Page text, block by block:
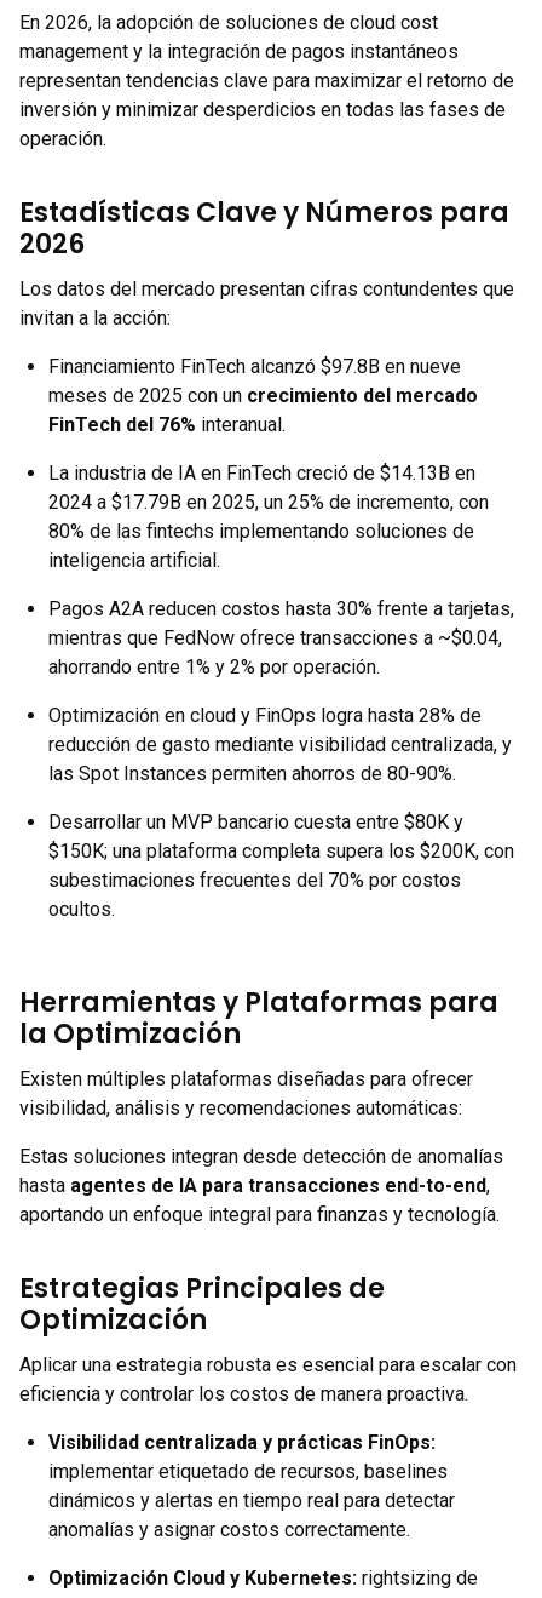
En 2026, la adopción de soluciones de cloud cost
management y la integración de pagos instantáneos
representan tendencias clave para maximizar el retorno de
inversión y minimizar desperdicios en todas las fases de
operación.
Estadísticas Clave y Números para
2026
Los datos del mercado presentan cifras contundentes que
invitan a la acción:
Financiamiento FinTech alcanzó $97.8B en nueve
meses de 2025 con un crecimiento del mercado
FinTech del 76% interanual.
La industria de IA en FinTech creció de $14.13B en
2024 a $17.79B en 2025, un 25% de incremento, con
80% de las fintechs implementando soluciones de
inteligencia artificial.
Pagos A2A reducen costos hasta 30% frente a tarjetas,
mientras que FedNow ofrece transacciones a ~$0.04,
ahorrando entre 1% y 2% por operación.
Optimización en cloud y FinOps logra hasta 28% de
reducción de gasto mediante visibilidad centralizada, y
las Spot Instances permiten ahorros de 80-90%.
Desarrollar un MVP bancario cuesta entre $80K y
$150K; una plataforma completa supera los $200K, con
subestimaciones frecuentes del 70% por costos
ocultos.
Herramientas y Plataformas para
la Optimización
Existen múltiples plataformas diseñadas para ofrecer
visibilidad, análisis y recomendaciones automáticas:
Estas soluciones integran desde detección de anomalías
hasta agentes de IA para transacciones end-to-end,
aportando un enfoque integral para finanzas y tecnología.
Estrategias Principales de
Optimización
Aplicar una estrategia robusta es esencial para escalar con
eficiencia y controlar los costos de manera proactiva.
Visibilidad centralizada y prácticas FinOps:
implementar etiquetado de recursos, baselines
dinámicos y alertas en tiempo real para detectar
anomalías y asignar costos correctamente.
Optimización Cloud y Kubernetes: rightsizing de